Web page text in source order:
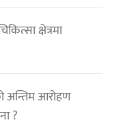
क्षेत्रमा
अन्तिम आरोहण
?